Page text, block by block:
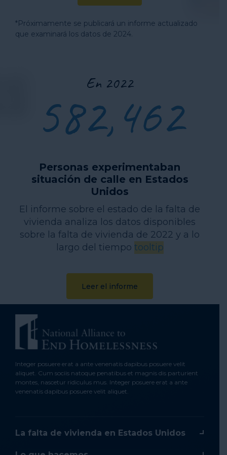
*Próximamente se publicará un informe actualizado
que examinará los datos de 2024.
En 2022
582,462
Personas experimentaban
situación de calle en Estados
Unidos
El informe sobre el estado de la falta de
vivienda analiza los datos disponibles
sobre la falta de vivienda de 2022 y a lo
largo del tiempo tooltip
Leer el informe
Integer posuere erat a ante venenatis dapibus posuere velit
aliquet. Cum sociis natoque penatibus et magnis dis parturient
montes, nascetur ridiculus mus. Integer posuere erat a ante
venenatis dapibus posuere velit aliquet.
La falta de vivienda en Estados Unidos